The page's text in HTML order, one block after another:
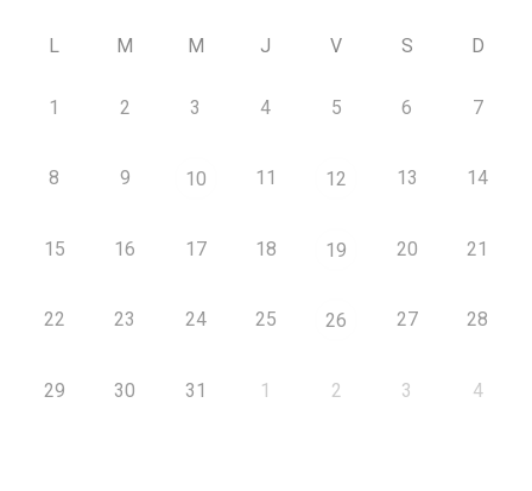
L M M J V S D
1 2 3 4 5 6 7
8 9 10 11 12 13 14
15 16 17 18 19 20 21
22 23 24 25 26 27 28
29 30 31 1 2 3 4